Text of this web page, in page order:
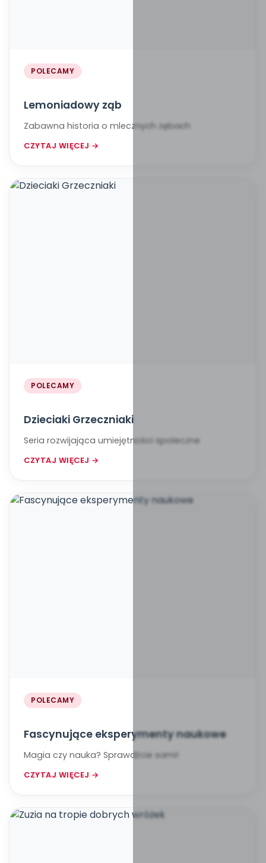
POLECAMY
Lemoniadowy ząb
Zabawna historia o mlecznych zębach
CZYTAJ WIĘCEJ →
POLECAMY
Dzieciaki Grzeczniaki
Seria rozwijająca umiejętności społeczne
CZYTAJ WIĘCEJ →
POLECAMY
Fascynujące eksperymenty naukowe
Magia czy nauka? Sprawdźcie sami!
CZYTAJ WIĘCEJ →